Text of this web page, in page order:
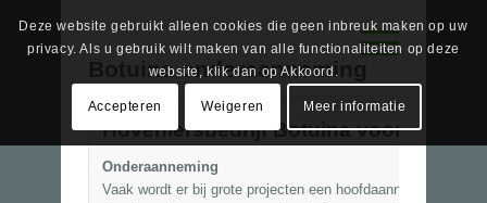
Botuina onderaanneming
Hoveniersbedrijf Botuina voor
Onderaanneming
Vaak wordt er bij grote projecten een hoofdaannemer
Deze website gebruikt alleen cookies die geen inbreuk maken op uw
privacy. Als u gebruik wilt maken van alle functionaliteiten op deze
website, klik dan op Akkoord.
Accepteren Weigeren Meer informatie